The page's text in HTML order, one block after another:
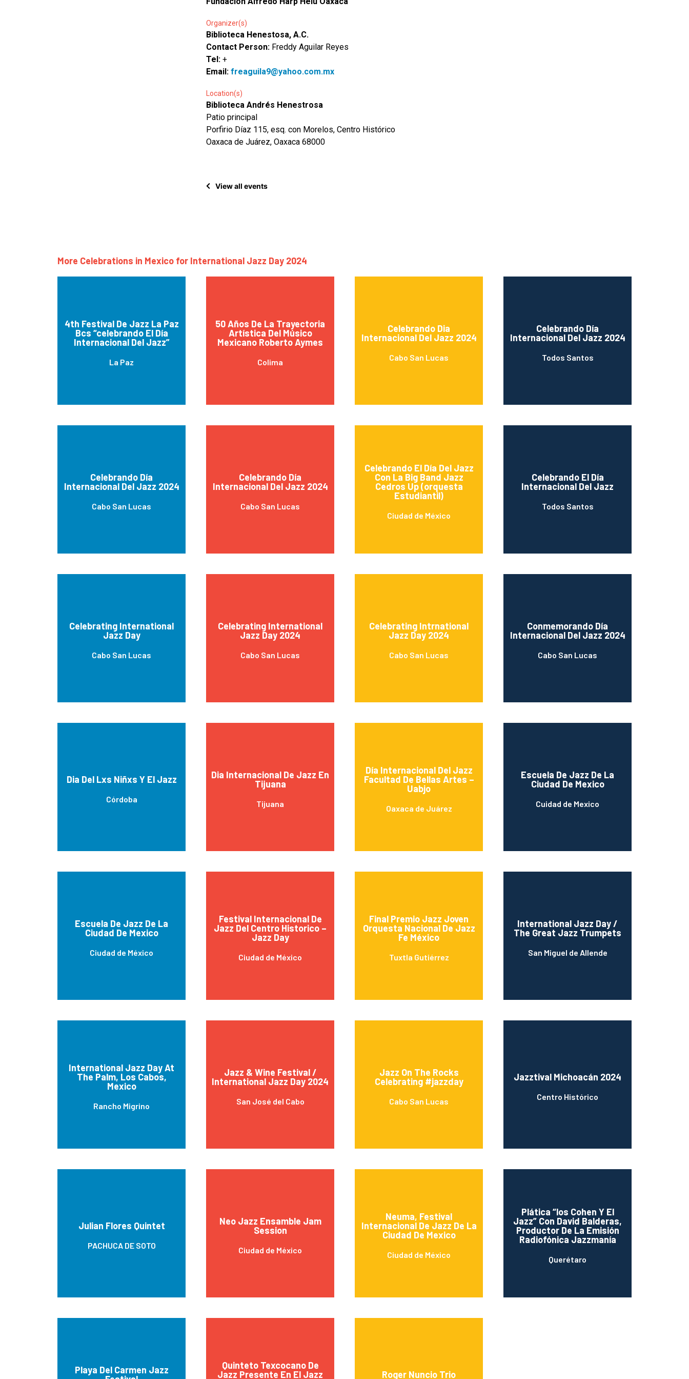
Organizer(s)
Biblioteca Henestosa, A.C.
Contact Person: Freddy Aguilar Reyes
Tel: +
Email: freaguila9@yahoo.com.mx
Location(s)
Biblioteca Andrés Henestrosa
Patio principal
Porfirio Díaz 115, esq. con Morelos, Centro Histórico
Oaxaca de Juárez, Oaxaca 68000
View all events
More Celebrations in Mexico for International Jazz Day 2024
4th Festival De Jazz La Paz
Bcs “celebrando El Día
Internacional Del Jazz”
La Paz
50 Años De La Trayectoria
Artística Del Músico
Mexicano Roberto Aymes
Colima
Celebrando Dia
Internacional Del Jazz 2024
Cabo San Lucas
Celebrando Día
Internacional Del Jazz 2024
Todos Santos
Celebrando Día
Internacional Del Jazz 2024
Cabo San Lucas
Celebrando Día
Internacional Del Jazz 2024
Cabo San Lucas
Celebrando El Día Del Jazz
Con La Big Band Jazz
Cedros Up (orquesta
Estudiantil)
Ciudad de México
Celebrando El Día
Internacional Del Jazz
Todos Santos
Celebrating International
Jazz Day
Cabo San Lucas
Celebrating International
Jazz Day 2024
Cabo San Lucas
Celebrating Intrnational
Jazz Day 2024
Cabo San Lucas
Conmemorando Día
Internacional Del Jazz 2024
Cabo San Lucas
Dia Del Lxs Niñxs Y El Jazz
Córdoba
Dia Internacional De Jazz En
Tijuana
Tijuana
Día Internacional Del Jazz
Facultad De Bellas Artes –
Uabjo
Oaxaca de Juárez
Escuela De Jazz De La
Ciudad De Mexico
Cuidad de Mexico
Escuela De Jazz De La
Ciudad De Mexico
Ciudad de México
Festival Internacional De
Jazz Del Centro Historico –
Jazz Day
Ciudad de México
Final Premio Jazz Joven
Orquesta Nacional De Jazz
Fe México
Tuxtla Gutiérrez
International Jazz Day /
The Great Jazz Trumpets
San Miguel de Allende
International Jazz Day At
The Palm, Los Cabos,
Mexico
Rancho Migrino
Jazz & Wine Festival /
International Jazz Day 2024
San José del Cabo
Jazz On The Rocks
Celebrating #jazzday
Cabo San Lucas
Jazztival Michoacán 2024
Centro Histórico
Julian Flores Quintet
PACHUCA DE SOTO
Neo Jazz Ensamble Jam
Session
Ciudad de México
Neuma, Festival
Internacional De Jazz De La
Ciudad De Mexico
Ciudad de México
Plática “los Cohen Y El
Jazz” Con David Balderas,
Productor De La Emisión
Radiofónica Jazzmanía
Querétaro
Playa Del Carmen Jazz
Quinteto Texcocano De
Jazz Presente En El Jazz
Roger Nuncio Trio